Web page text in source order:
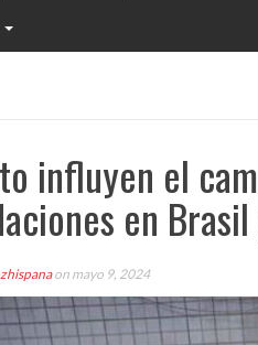
influyen el
en
on mayo 9, 2024